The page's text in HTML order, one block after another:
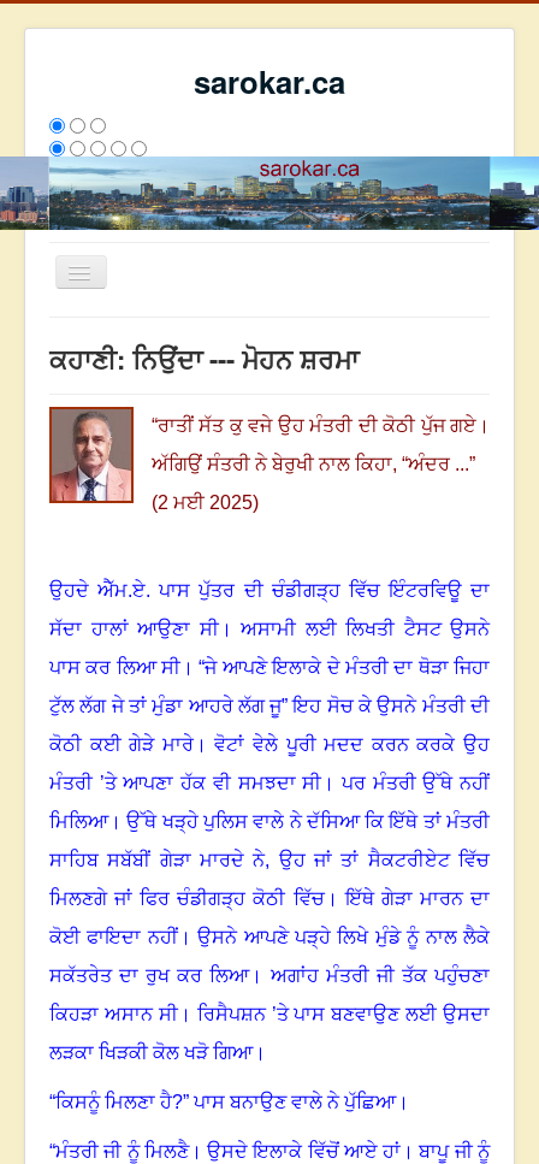
sarokar.ca
Toggle
ਰਚਨਾਵਾਂ
ਸਰੋਕਾਰ ਦੇ ਲੇਖਕ
ਸੰਪਰਕ
We have 254 guests and no members online
ਕਹਾਣੀ: ਨਿਉਂਦਾ --- ਮੋਹਨ ਸ਼ਰਮਾ
“ਰਾਤੀਂ ਸੱਤ ਕੁ ਵਜੇ ਉਹ ਮੰਤਰੀ ਦੀ ਕੋਠੀ ਪੁੱਜ ਗਏ।
ਅੱਗਿਉਂ ਸੰਤਰੀ ਨੇ ਬੇਰੁਖੀ ਨਾਲ ਕਿਹਾ, “ਅੰਦਰ ...”
(2 ਮਈ 2025)
ਉਹਦੇ ਐੱਮ.ਏ. ਪਾਸ ਪੁੱਤਰ ਦੀ ਚੰਡੀਗੜ੍ਹ ਵਿੱਚ ਇੰਟਰਵਿਊ ਦਾ
ਸੱਦਾ ਹਾਲਾਂ ਆਉਣਾ ਸੀ। ਅਸਾਮੀ ਲਈ ਲਿਖਤੀ ਟੈਸਟ ਉਸਨੇ
ਪਾਸ ਕਰ ਲਿਆ ਸੀ। “ਜੇ ਆਪਣੇ ਇਲਾਕੇ ਦੇ ਮੰਤਰੀ ਦਾ ਥੋੜਾ ਜਿਹਾ
ਟੁੱਲ ਲੱਗ ਜੇ ਤਾਂ ਮੁੰਡਾ ਆਹਰੇ ਲੱਗ ਜੂ” ਇਹ ਸੋਚ ਕੇ ਉਸਨੇ ਮੰਤਰੀ ਦੀ
ਕੋਠੀ ਕਈ ਗੇੜੇ ਮਾਰੇ। ਵੋਟਾਂ ਵੇਲੇ ਪੂਰੀ ਮਦਦ ਕਰਨ ਕਰਕੇ ਉਹ
ਮੰਤਰੀ ’ਤੇ ਆਪਣਾ ਹੱਕ ਵੀ ਸਮਝਦਾ ਸੀ। ਪਰ ਮੰਤਰੀ ਉੱਥੇ ਨਹੀਂ
ਮਿਲਿਆ। ਉੱਥੇ ਖੜ੍ਹੇ ਪੁਲਿਸ ਵਾਲੇ ਨੇ ਦੱਸਿਆ ਕਿ ਇੱਥੇ ਤਾਂ ਮੰਤਰੀ
ਸਾਹਿਬ ਸਬੱਬੀਂ ਗੇੜਾ ਮਾਰਦੇ ਨੇ, ਉਹ ਜਾਂ ਤਾਂ ਸੈਕਟਰੀਏਟ ਵਿੱਚ
ਮਿਲਣਗੇ ਜਾਂ ਫਿਰ ਚੰਡੀਗੜ੍ਹ ਕੋਠੀ ਵਿੱਚ। ਇੱਥੇ ਗੇੜਾ ਮਾਰਨ ਦਾ
ਕੋਈ ਫਾਇਦਾ ਨਹੀਂ। ਉਸਨੇ ਆਪਣੇ ਪੜ੍ਹੇ ਲਿਖੇ ਮੁੰਡੇ ਨੂੰ ਨਾਲ ਲੈਕੇ
ਸਕੱਤਰੇਤ ਦਾ ਰੁਖ ਕਰ ਲਿਆ। ਅਗਾਂਹ ਮੰਤਰੀ ਜੀ ਤੱਕ ਪਹੁੰਚਣਾ
ਕਿਹੜਾ ਅਸਾਨ ਸੀ। ਰਿਸੈਪਸ਼ਨ ’ਤੇ ਪਾਸ ਬਣਵਾਉਣ ਲਈ ਉਸਦਾ
ਲੜਕਾ ਖਿੜਕੀ ਕੋਲ ਖੜੋ ਗਿਆ।
“ਕਿਸਨੂੰ ਮਿਲਣਾ ਹੈ?”ਪਾਸ ਬਨਾਉਣ ਵਾਲੇ ਨੇ ਪੁੱਛਿਆ।
“ਮੰਤਰੀ ਜੀ ਨੂੰ ਮਿਲਣੈ। ਉਸਦੇ ਇਲਾਕੇ ਵਿੱਚੋਂ ਆਏ ਹਾਂ। ਬਾਪੂ ਜੀ ਨੂੰ